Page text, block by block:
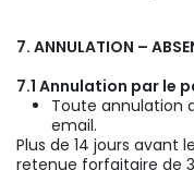
7. ANNULATION –
7.1 Annulation par le
Toute annulation
email.
Plus de 14 jours avant
retenue forfaitaire de